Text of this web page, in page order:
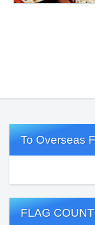
To Overseas
FLAG